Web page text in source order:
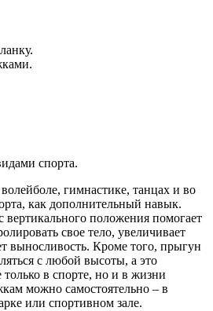
спорта.
гимнастике, танцах и во
как дополнительный навык.
вертикального положения помогает
свое тело, увеличивает
выносливость. Кроме того, прыгун
с любой высоты, а это
в спорте, но и в жизни
можно самостоятельно – в
или спортивном зале.